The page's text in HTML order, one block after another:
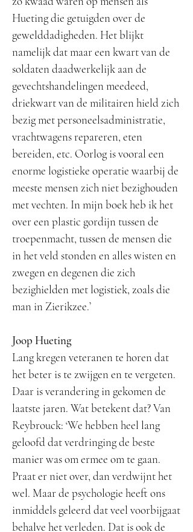
Hueting die getuigden over de
gewelddadigheden. Het blijkt
namelijk dat maar een kwart van de
soldaten daadwerkelijk aan de
gevechtshandelingen meedeed,
driekwart van de militairen hield zich
bezig met personeelsadministratie,
vrachtwagens repareren, eten
bereiden, etc. Oorlog is vooral een
enorme logistieke operatie waarbij de
meeste mensen zich niet bezighouden
met vechten. In mijn boek heb ik het
over een plastic gordijn tussen de
troepenmacht, tussen de mensen die
in het veld stonden en alles wisten en
zwegen en degenen die zich
bezighielden met logistiek, zoals die
man in Zierikzee.’
Joop Hueting
Lang kregen veteranen te horen dat
het beter is te zwijgen en te vergeten.
Daar is verandering in gekomen de
laatste jaren. Wat betekent dat? Van
Reybrouck: ‘We hebben heel lang
geloofd dat verdringing de beste
manier was om ermee om te gaan.
Praat er niet over, dan verdwijnt het
wel. Maar de psychologie heeft ons
inmiddels geleerd dat veel voorbijgaat
behalve het verleden. Dat is ook de